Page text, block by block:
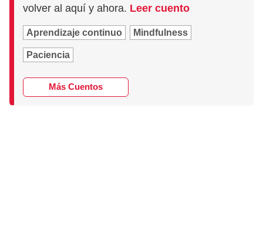
volver al aquí y ahora. Leer cuento
Aprendizaje continuo Mindfulness
Paciencia
Más Cuentos